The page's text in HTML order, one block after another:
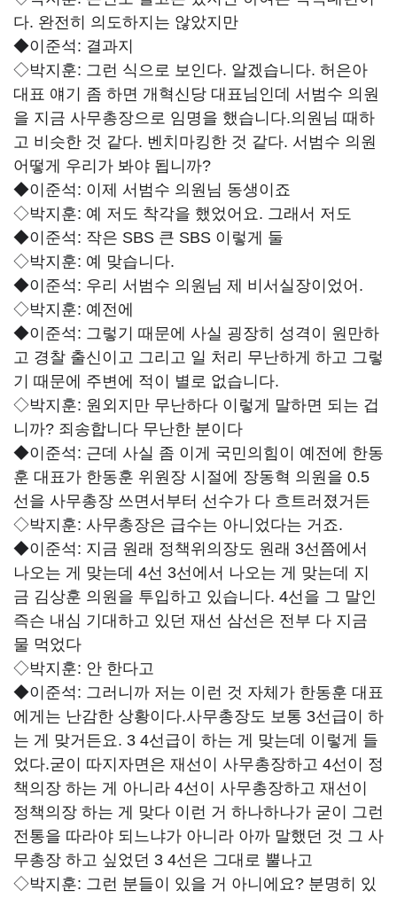
다. 완전히 의도하지는 않았지만
◆이준석: 결과지
◇박지훈: 그런 식으로 보인다. 알겠습니다. 허은아
대표 얘기 좀 하면 개혁신당 대표님인데 서범수 의원
을 지금 사무총장으로 임명을 했습니다.의원님 때하
고 비슷한 것 같다. 벤치마킹한 것 같다. 서범수 의원
어떻게 우리가 봐야 됩니까?
◆이준석: 이제 서범수 의원님 동생이죠
◇박지훈: 예 저도 착각을 했었어요. 그래서 저도
◆이준석: 작은 SBS 큰 SBS 이렇게 둘
◇박지훈: 예 맞습니다.
◆이준석: 우리 서범수 의원님 제 비서실장이었어.
◇박지훈: 예전에
◆이준석: 그렇기 때문에 사실 굉장히 성격이 원만하
고 경찰 출신이고 그리고 일 처리 무난하게 하고 그렇
기 때문에 주변에 적이 별로 없습니다.
◇박지훈: 원외지만 무난하다 이렇게 말하면 되는 겁
니까? 죄송합니다 무난한 분이다
◆이준석: 근데 사실 좀 이게 국민의힘이 예전에 한동
훈 대표가 한동훈 위원장 시절에 장동혁 의원을 0.5
선을 사무총장 쓰면서부터 선수가 다 흐트러졌거든
◇박지훈: 사무총장은 급수는 아니었다는 거죠.
◆이준석: 지금 원래 정책위의장도 원래 3선쯤에서
나오는 게 맞는데 4선 3선에서 나오는 게 맞는데 지
금 김상훈 의원을 투입하고 있습니다. 4선을 그 말인
즉슨 내심 기대하고 있던 재선 삼선은 전부 다 지금
물 먹었다
◇박지훈: 안 한다고
◆이준석: 그러니까 저는 이런 것 자체가 한동훈 대표
에게는 난감한 상황이다.사무총장도 보통 3선급이 하
는 게 맞거든요. 3 4선급이 하는 게 맞는데 이렇게 들
었다.굳이 따지자면은 재선이 사무총장하고 4선이 정
책의장 하는 게 아니라 4선이 사무총장하고 재선이
정책의장 하는 게 맞다 이런 거 하나하나가 굳이 그런
전통을 따라야 되느냐가 아니라 아까 말했던 것 그 사
무총장 하고 싶었던 3 4선은 그대로 뿔나고
◇박지훈: 그런 분들이 있을 거 아니에요? 분명히 있